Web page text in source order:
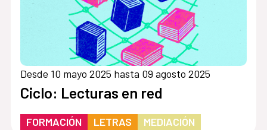
Desde 10 mayo 2025 hasta 09 agosto 2025
Ciclo: Lecturas en red
FORMACIÓN LETRAS MEDIACIÓN